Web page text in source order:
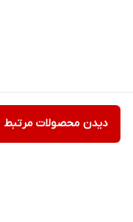
دیدن محصولات مرتبط